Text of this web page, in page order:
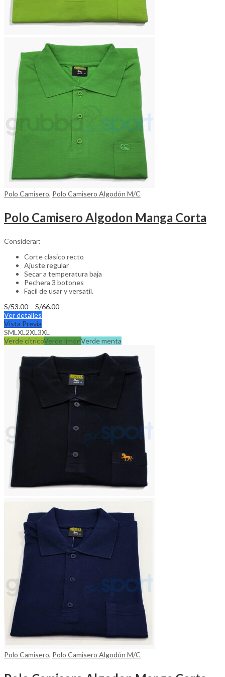
Polo Camisero, Polo Camisero Algodón M/C
Polo Camisero Algodon Manga Corta
Considerar:
Corte clasico recto
Ajuste regular
Secar a temperatura baja
Pechera 3 botones
Facil de usar y versatil.
S/53.00 – S/66.00Price
S/66.00
Ver detalles
has
multiple
The
the
Vista Previa
SML XL 2XL 3XL
Verde cítricoVerde limónVerde menta
Polo Camisero, Polo Camisero Algodón M/C